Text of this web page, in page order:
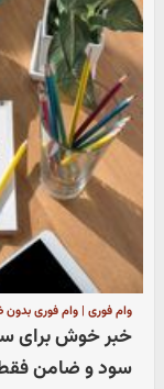
وام فوری | وام فوری
خبر خوش برای
سود و ضامن فقط